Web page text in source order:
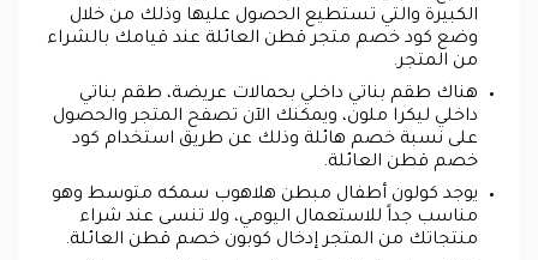
الكبيرة والتي تستطيع الحصول عليها وذلك من خلال
وضع كود خصم متجر قطن العائلة عند قيامك بالشراء
من المتجر.
هناك طقم بناتي داخلي بحمالات عريضة، طقم بناتي
داخلي ليكرا ملون، ويمكنك الآن تصفح المتجر والحصول
على نسبة خصم هائلة وذلك عن طريق استخدام كود
خصم قطن العائلة.
يوجد كولون أطفال مبطن هلاهوب سمكه متوسط وهو
مناسب جداً للاستعمال اليومي، ولا تنسى عند شراء
منتجاتك من المتجر إدخال كوبون خصم قطن العائلة.